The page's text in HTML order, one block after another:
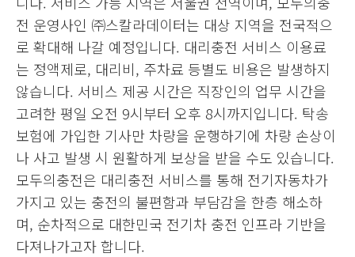
전 운영사인 ㈜스칼라데이터는 대상 지역을 전국적으
로 확대해 나갈 예정입니다. 대리충전 서비스 이용료
는 정액제로, 대리비, 주차료 등별도 비용은 발생하지
않습니다. 서비스 제공 시간은 직장인의 업무 시간을
고려한 평일 오전 9시부터 오후 8시까지입니다. 탁송
보험에 가입한 기사만 차량을 운행하기에 차량 손상이
나 사고 발생 시 원활하게 보상을 받을 수도 있습니다.
모두의충전은 대리충전 서비스를 통해 전기자동차가
가지고 있는 충전의 불편함과 부담감을 한층 해소하
며, 순차적으로 대한민국 전기차 충전 인프라 기반을
다져나가고자 합니다.